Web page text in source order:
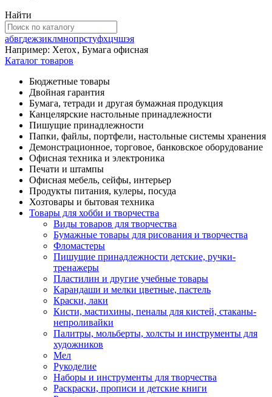
Найти
абвгдежзиклмнопрстуфхцчшэя
Например: Xerox, Бумага офисная
Каталог товаров
Бюджетные товары
Двойная гарантия
Бумага, тетради и другая бумажная продукция
Канцелярские настольные принадлежности
Пишущие принадлежности
Папки, файлы, портфели, настольные системы хранения
Демонстрационное, торговое, банковское оборудование
Офисная техника и электроника
Печати и штампы
Офисная мебель, сейфы, интерьер
Продукты питания, кулеры, посуда
Хозтовары и бытовая техника
Товары для хобби и творчества
Виды товаров для творчества
Бумажные товары для рисования и творчества
Фломастеры
Пишущие принадлежности детские, ручки-
тренажеры
Пластилин и другие учебные товары
Карандаши и мелки цветные, пастель
Краски, лаки
Кисти, мастихины, пеналы для кистей, стаканы-
непроливайки
Палитры, мольберты, холсты и инструменты для
художников
Мел
Рукоделие
Наборы и инструменты для творчества
Раскраски, прописи и детские книги